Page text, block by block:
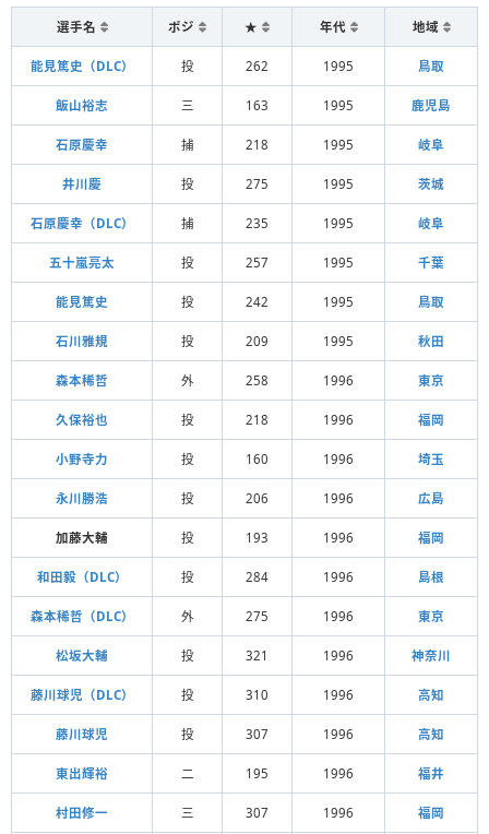
選手名 ポジ ★ 年代 地域
能見篤史（DLC） 投 262 1995 鳥取
飯山裕志 三 163 1995 鹿児島
石原慶幸 捕 218 1995 岐阜
井川慶 投 275 1995 茨城
石原慶幸（DLC） 捕 235 1995 岐阜
五十嵐亮太 投 257 1995 千葉
能見篤史 投 242 1995 鳥取
石川雅規 投 209 1995 秋田
森本稀哲 外 258 1996 東京
久保裕也 投 218 1996 福岡
小野寺力 投 160 1996 埼玉
永川勝浩 投 206 1996 広島
加藤大輔 投 193 1996 福岡
和田毅（DLC） 投 284 1996 島根
森本稀哲（DLC） 外 275 1996 東京
松坂大輔 投 321 1996 神奈川
藤川球児（DLC） 投 310 1996 高知
藤川球児 投 307 1996 高知
東出輝裕 二 195 1996 福井
村田修一 三 307 1996 福岡